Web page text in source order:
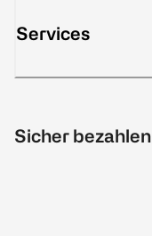
Services
Sicher bezahlen